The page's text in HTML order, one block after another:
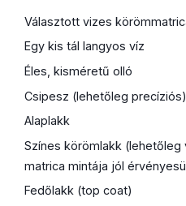
Választott vizes
Egy kis tál langyos víz
Éles, kisméretű olló
Csipesz (lehetőleg precíziós)
Alaplakk
Színes körömlakk (lehetőleg
matrica mintája jól
Fedőlakk (top coat)